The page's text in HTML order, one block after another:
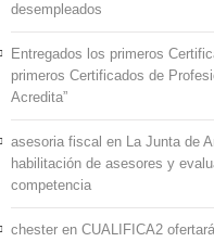
desempleados
Entregados los primeros
primeros Certificados de
Acredita”
asesoria fiscal en La Junta de
habilitación de asesores y
competencia
chester en CUALIFICA2